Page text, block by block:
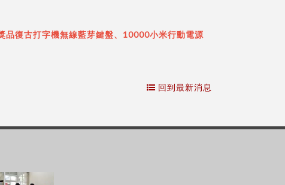
復古打字機無線藍芽鍵盤、10000小米行動電源
回到最新消息